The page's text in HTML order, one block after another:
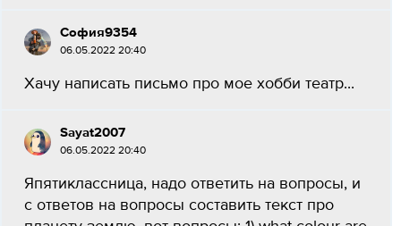
София9354
06.05.2022 20:40
Хачу написать письмо про мое хобби театр...
Sayat2007
06.05.2022 20:40
Япятиклассница, надо ответить на вопросы, и
с ответов на вопросы составить текст про